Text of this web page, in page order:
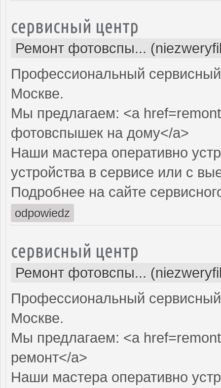
сервисный центр
Ремонт фотовспы...
Профессиональный
Москве.
Мы предлагаем: <a
фотовспышек на дому</a>
Наши мастера оперативно
устройства в сервисе или с
Подробнее на сайте
odpowiedz
сервисный центр
Ремонт фотовспы...
Профессиональный
Москве.
Мы предлагаем: <a
ремонт</a>
Наши мастера оперативно